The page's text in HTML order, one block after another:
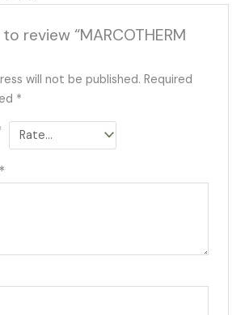
review “MARCOTHERM
will not be published. Required
*
*